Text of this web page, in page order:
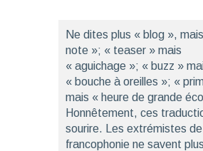
Ne dites plus « blog »,
note »; « teaser » mais
« aguichage »; « buzz »
« bouche à oreilles »; «
mais « heure de grande
Honnêtement, ces
sourire. Les extrémistes
francophonie ne savent